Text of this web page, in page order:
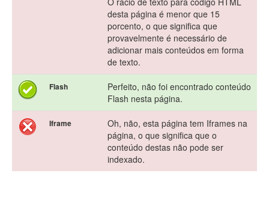
desta página é menor que 15
porcento, o que significa que
provavelmente é necessário de
adicionar mais conteúdos em forma
de texto.
Flash
Perfeito, não foi encontrado conteúdo
Flash nesta página.
Iframe
Oh, não, esta página tem Iframes na
página, o que significa que o
conteúdo destas não pode ser
indexado.